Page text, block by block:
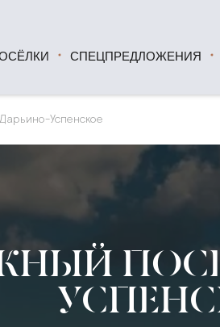
СПЕЦПРЕДЛОЖЕНИЯ
Дарьино-Успенское